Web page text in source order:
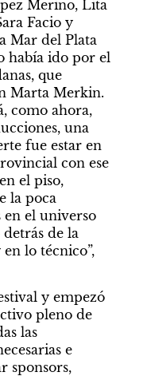
Merino, Lita
Facio y
Mar del Plata
había ido por el
que
Marta Merkin.
como ahora,
una
fue estar en
con ese
el piso,
la poca
el universo
de la
lo técnico”,
y empezó
pleno de
las
e
sponsors,